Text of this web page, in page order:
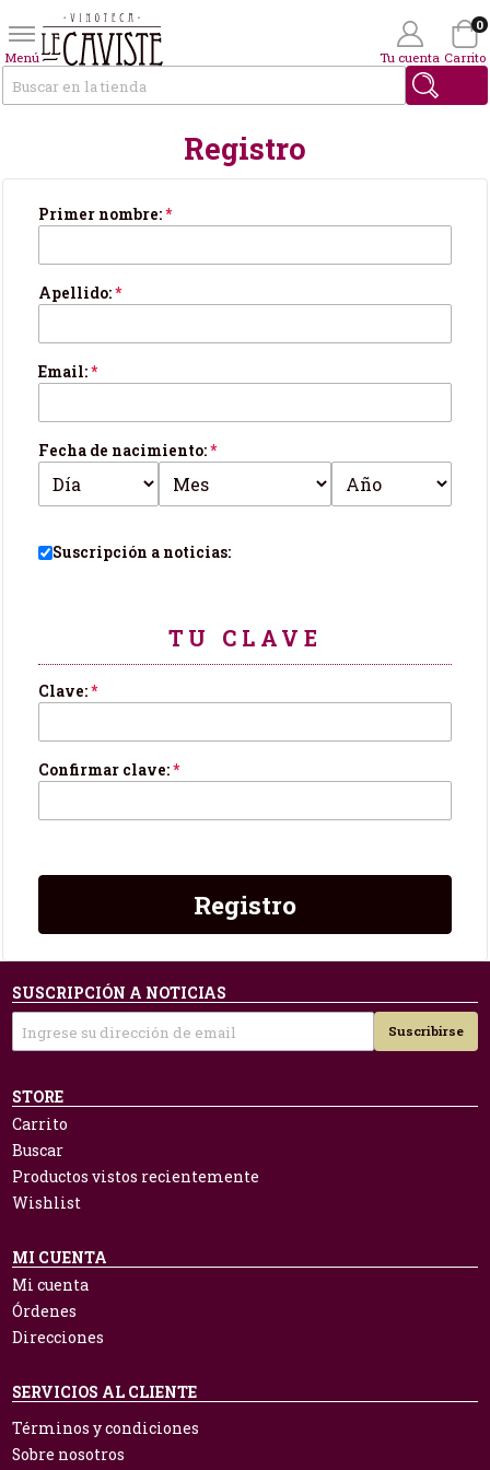
Menú Tu cuenta
Wishlist
Carrito
0
Registro
Tus datos personales
Primer nombre:*
Apellido:*
Email:*
Fecha de nacimiento:*
Suscripción a noticias:
TU CLAVE
Clave:*
Confirmar clave:*
Registro
SUSCRIPCIÓN A NOTICIAS
Suscribirse
STORE
Carrito
Buscar
Productos vistos recientemente
Wishlist
MI CUENTA
Mi cuenta
Órdenes
Direcciones
SERVICIOS AL CLIENTE
Términos y condiciones
Sobre nosotros